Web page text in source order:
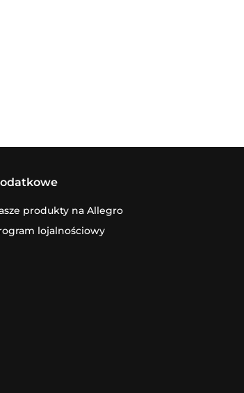
produkty na Allegro
lojalnościowy